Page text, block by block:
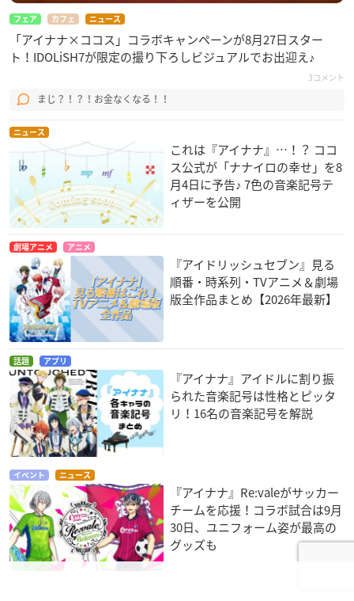
フェア カフェ ニュース
「アイナナ×ココス」コラボキャンペーンが8月27日スター
ト！IDOLiSH7が限定の撮り下ろしビジュアルでお出迎え♪
3コメント
まじ？！？！お金なくなる！！
ニュース
これは『アイナナ』…！？ ココ
ス公式が「ナナイロの幸せ」を8
月4日に予告♪ 7色の音楽記号テ
ィザーを公開
劇場アニメ アニメ
『アイドリッシュセブン』見る
順番・時系列・TVアニメ＆劇場
版全作品まとめ【2026年最新】
話題 アプリ
『アイナナ』アイドルに割り振
られた音楽記号は性格とピッタ
リ！16名の音楽記号を解説
イベント ニュース
『アイナナ』Re:valeがサッカー
チームを応援！コラボ試合は9月
30日、ユニフォーム姿が最高の
グッズも